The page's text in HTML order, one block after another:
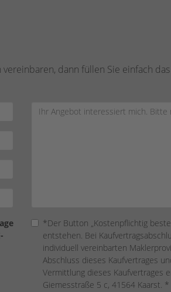
dann füllen Sie einfach
*Der Button „Kostenpflichtig
entstehen. Bei
individuell vereinbarten
Abschluss dieses Kaufvertrages
Vermittlung dieses Kaufvertrages
Giemesstraße 5 c, 41564 Kaarst. *